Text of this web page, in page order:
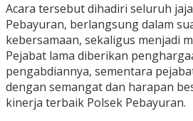
Acara tersebut dihadiri seluruh
Pebayuran, berlangsung dalam
kebersamaan, sekaligus menjadi
Pejabat lama diberikan
pengabdiannya, sementara
dengan semangat dan harapan
kinerja terbaik Polsek Pebayuran.